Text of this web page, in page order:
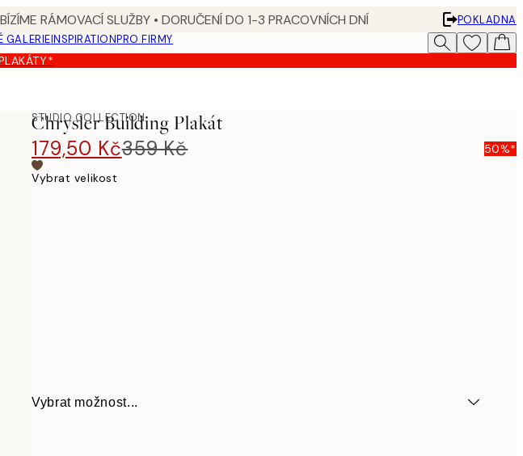
RÁMOVACÍ SLUŽBY • DORUČENÍ DO 1-3 PRACOVNÍCH DNÍ
POKLADNA
GALERIEINSPIRATIONPRO FIRMY
STUDIO COLLECTION
Chrysler Building Plakát
179,50 Kč359 Kč 50%*
Vybrat velikost
Vybrat možnost...